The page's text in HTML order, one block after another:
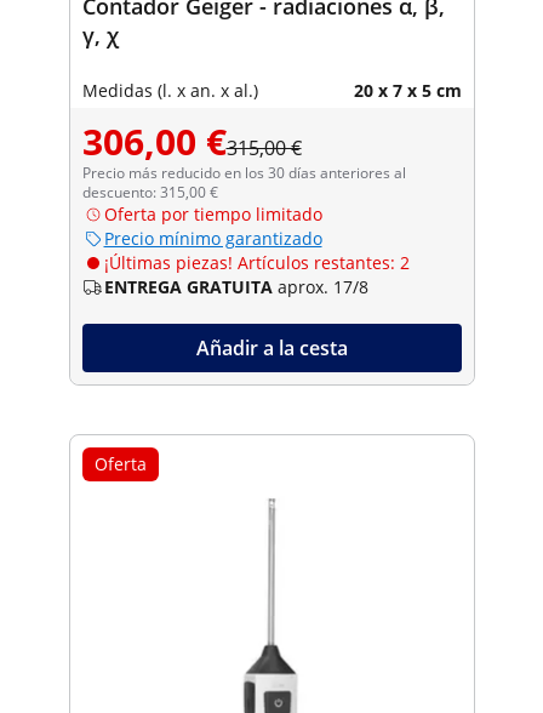
γ, χ
Medidas (l. x an. x al.) 20 x 7 x 5 cm
306,00 €315,00 €
Precio más reducido en los 30 días anteriores al
descuento: 315,00 €
Oferta por tiempo limitado
Precio mínimo garantizado
¡Últimas piezas! Artículos restantes: 2
ENTREGA GRATUITA aprox. 17/8
Añadir a la cesta
Oferta